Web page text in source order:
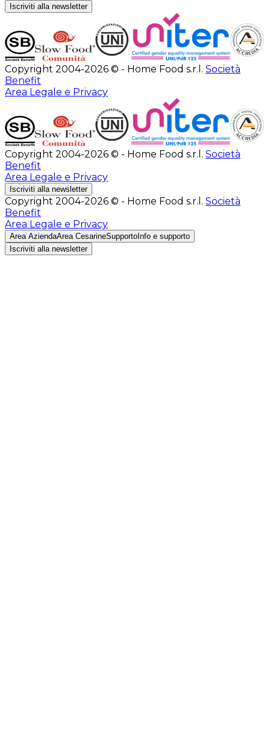
Iscriviti alla newsletter
Copyright 2004-2026 © - Home Food s.r.l. Società
Benefit
Area Legale e Privacy
Copyright 2004-2026 © - Home Food s.r.l. Società
Benefit
Area Legale e Privacy
Iscriviti alla newsletter
Copyright 2004-2026 © - Home Food s.r.l. Società
Benefit
Area Legale e Privacy
Area AziendaArea CesarineSupporto Info e supporto
Iscriviti alla newsletter